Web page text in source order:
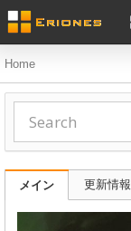
Home
メイン 更新情報